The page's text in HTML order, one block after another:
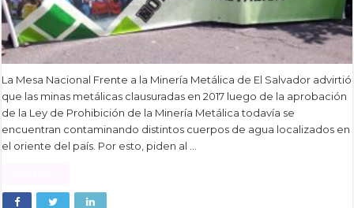
La Mesa Nacional Frente a la Minería Metálica de El Salvador advirtió
que las minas metálicas clausuradas en 2017 luego de la aprobación
de la Ley de Prohibición de la Minería Metálica todavía se
encuentran contaminando distintos cuerpos de agua localizados en
el oriente del país. Por esto, piden al …